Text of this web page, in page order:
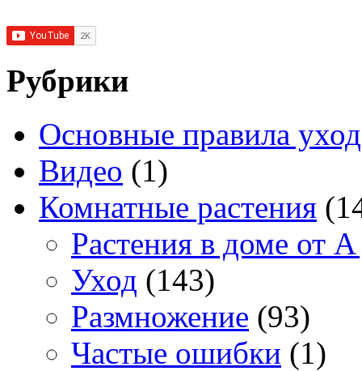
Рубрики
Основные правила
Видео (1)
Комнатные растения
Растения в доме от
Уход (143)
Размножение (93)
Частые ошибки (1)